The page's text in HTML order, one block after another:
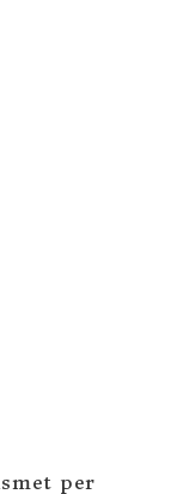
per